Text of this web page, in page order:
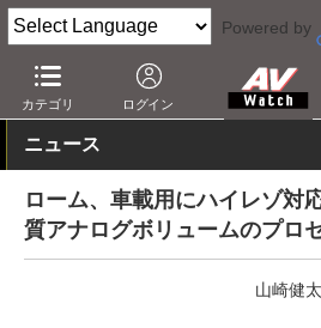
Powered by
カテゴリ ログイン
AV Watch 動向 技術・デバイス
ニュース
ローム、車載用にハイレゾ対
質アナログボリュームのプロ
山崎健